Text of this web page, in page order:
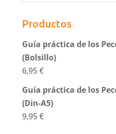
Productos
Guía práctica de los
(Bolsillo)
6,95€
Guía práctica de los
(Din-A5)
9,95€